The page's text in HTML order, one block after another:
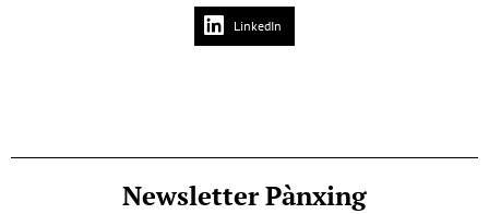
LinkedIn
Newsletter Pànxing